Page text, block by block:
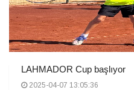
LAHMADOR Cup başlıyor
2025-04-07 13:05:36